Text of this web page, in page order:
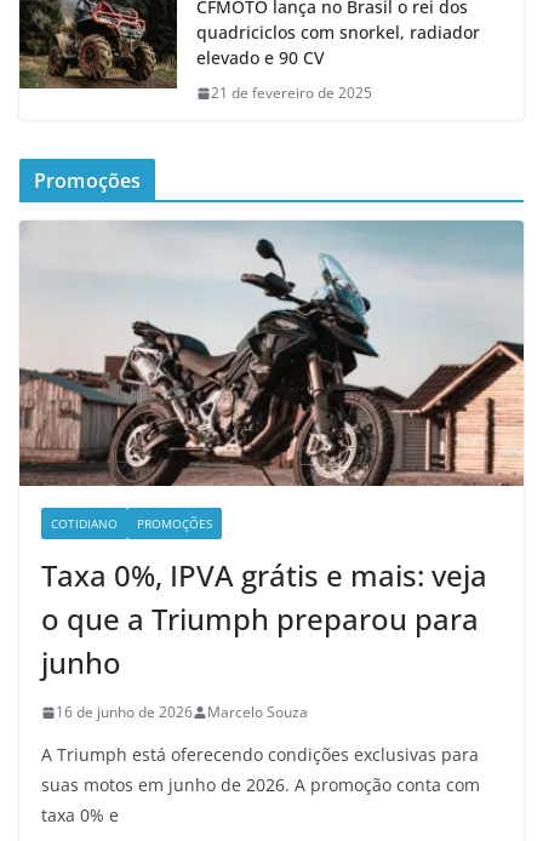
CFMOTO lança no Brasil o rei dos
quadriciclos com snorkel, radiador
elevado e 90 CV
21 de fevereiro de 2025
Promoções
COTIDIANO PROMOÇÕES
Taxa 0%, IPVA grátis e mais: veja
o que a Triumph preparou para
junho
16 de junho de 2026 Marcelo Souza
A Triumph está oferecendo condições exclusivas para
suas motos em junho de 2026. A promoção conta com
taxa 0% e